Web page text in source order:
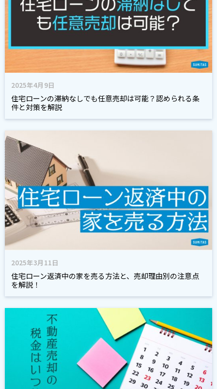
2025年4月9日
住宅ローンの滞納なしでも任意売却は可能？認められる条
件と対策を解説
2025年3月11日
住宅ローン返済中の家を売る方法と、売却理由別の注意点
を解説！